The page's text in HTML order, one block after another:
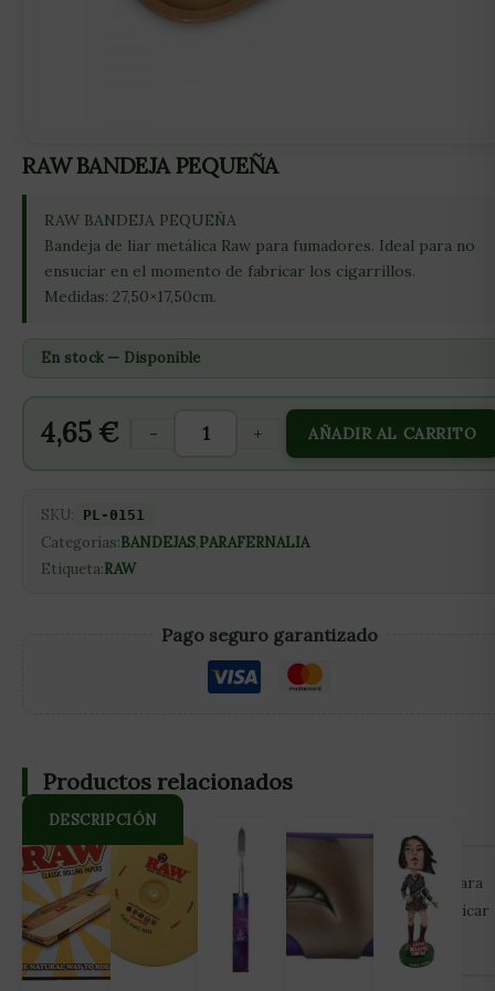
RAW BANDEJA PEQUEÑA
RAW BANDEJA PEQUEÑA
Bandeja de liar metálica Raw para fumadores. Ideal para no
ensuciar en el momento de fabricar los cigarrillos.
Medidas: 27,50×17,50cm.
En stock — Disponible
4,65 € - + AÑADIR AL CARRITO
SKU: PL-0151
Categorías:BANDEJAS,PARAFERNALIA
Etiqueta:RAW
Pago seguro garantizado
DESCRIPCIÓN
RAW BANDEJA PEQUEÑA Bandeja de liar metálica Raw para
fumadores. Ideal para no ensuciar en el momento de fabricar
los cigarrillos. Medidas: 27,50×17,50cm.
Productos relacionados